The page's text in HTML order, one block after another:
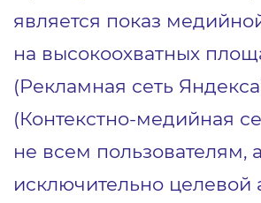
является показ
на высокоохватных
(Рекламная сеть
(Контекстно-медийная
не всем пользователям, а
исключительно целевой